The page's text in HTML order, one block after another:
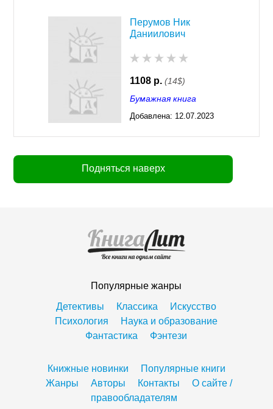
Перумов Ник
Даниилович
1108 р. (14$)
Бумажная книга
Добавлена: 12.07.2023
Подняться наверх
Популярные жанры
Детективы
Классика
Искусство
Психология
Наука и образование
Фантастика
Фэнтези
Книжные новинки
Популярные книги
Жанры
Авторы Контакты
О сайте /
правообладателям